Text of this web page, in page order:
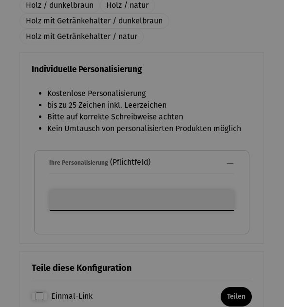
Holz / dunkelbraun
Holz / natur
Holz mit Getränkehalter / dunkelbraun
Holz mit Getränkehalter / natur
Individuelle Personalisierung
Kostenlose Personalisierung
bis zu 25 Zeichen inkl. Leerzeichen
Bitte auf korrekte Schreibweise achten
Kein Umtausch von personalisierten Produkten möglich
Ihre Personalisierung(Pflichtfeld)
Teile diese Konfiguration
Einmal-Link Teilen